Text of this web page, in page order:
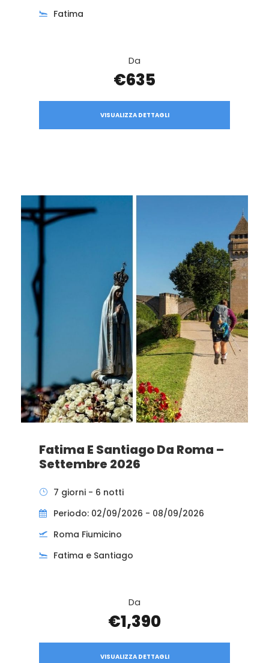
Fatima
Da
€635
VISUALIZZA DETTAGLI
Fatima E Santiago Da Roma –
Settembre 2026
7 giorni - 6 notti
Periodo: 02/09/2026 - 08/09/2026
Roma Fiumicino
Fatima e Santiago
Da
€1,390
VISUALIZZA DETTAGLI